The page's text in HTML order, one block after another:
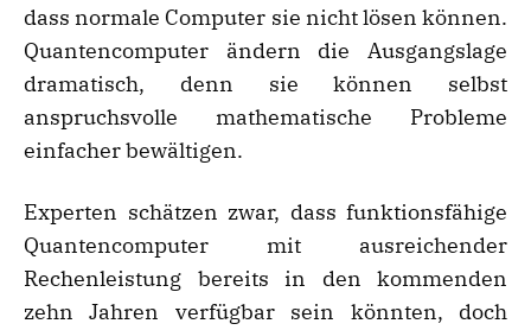
dass normale Computer sie nicht lösen können.
Quantencomputer ändern die Ausgangslage
dramatisch, denn sie können selbst
anspruchsvolle mathematische Probleme
einfacher bewältigen.
Experten schätzen zwar, dass funktionsfähige
Quantencomputer mit ausreichender
Rechenleistung bereits in den kommenden
zehn Jahren verfügbar sein könnten, doch